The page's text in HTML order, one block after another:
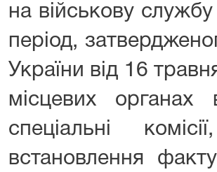
на військову службу
період,
України від 16
місцевих органах
спеціальні
встановлення